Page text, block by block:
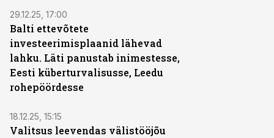
29.12.25, 17:00
Balti ettevõtete
investeerimisplaanid lähevad
lahku. Läti panustab inimestesse,
Eesti küberturvalisusse, Leedu
rohepöördesse
18.12.25, 15:15
Valitsus leevendas välistööjõu